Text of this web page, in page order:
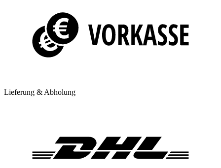
Lieferung & Abholung